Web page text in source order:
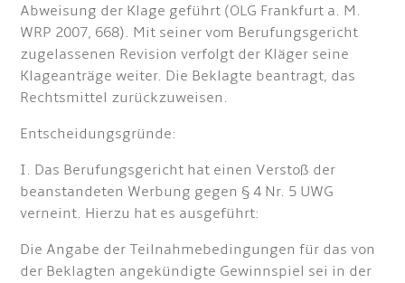
Abweisung der Klage geführt (OLG Frankfurt a. M.
WRP 2007, 668). Mit seiner vom Berufungsgericht
zugelassenen Revision verfolgt der Kläger seine
Klageanträge weiter. Die Beklagte beantragt, das
Rechtsmittel zurückzuweisen.
Entscheidungsgründe:
I. Das Berufungsgericht hat einen Verstoß der
beanstandeten Werbung gegen § 4 Nr. 5 UWG
verneint. Hierzu hat es ausgeführt:
Die Angabe der Teilnahmebedingungen für das von
der Beklagten angekündigte Gewinnspiel sei in der